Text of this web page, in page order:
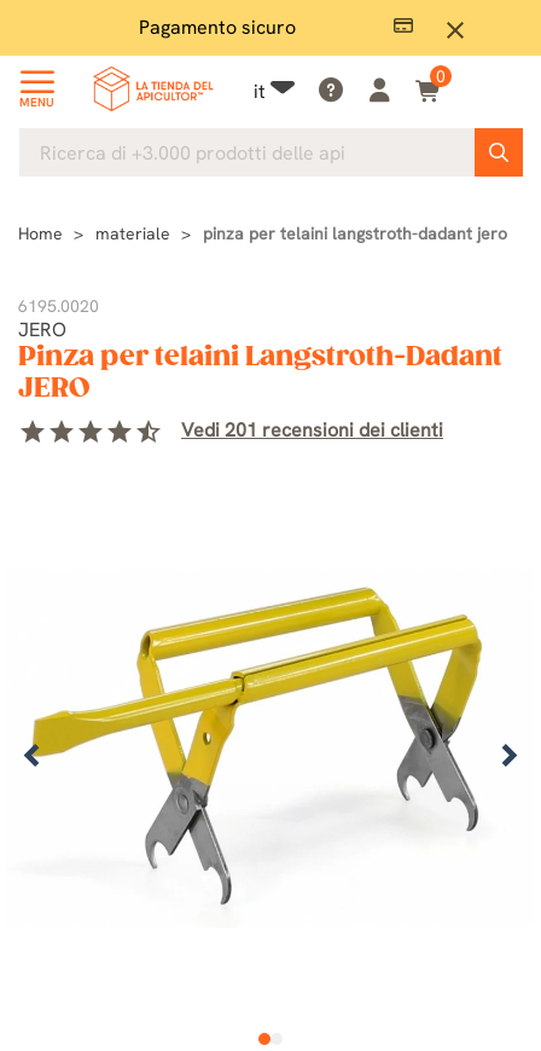
close
Pagamento sicuro
MENU it
0
Home materiale pinza per telaini langstroth-dadant jero
6195.0020
JERO
Pinza per telaini Langstroth-Dadant
JERO
starstarstarstarstar_half Vedi 201 recensioni dei clienti
1